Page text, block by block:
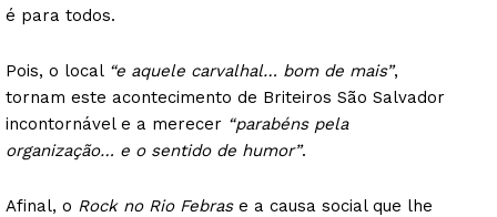
é para todos.
Pois, o local “e aquele carvalhal… bom de mais”,
tornam este acontecimento de Briteiros São Salvador
incontornável e a merecer “parabéns pela
organização… e o sentido de humor”.
Afinal, o Rock no Rio Febrase a causa social que lhe